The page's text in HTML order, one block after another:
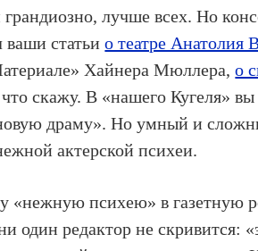
грандиозно, лучше всех. Но
ваши статьио театре Анатолия
Хайнера Мюллера,о
скажу. В «нашего Кугеля» вы
драму». Но умный и
актерской психеи.
«нежную психею» в газетную
один редактор не скривится: